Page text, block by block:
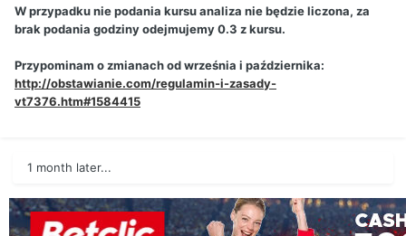
W przypadku nie podania kursu analiza nie będzie liczona, za
brak podania godziny odejmujemy 0.3 z kursu.
Przypominam o zmianach od września i października:
http://obstawianie.com/regulamin-i-zasady-
vt7376.htm#1584415
1 month later...